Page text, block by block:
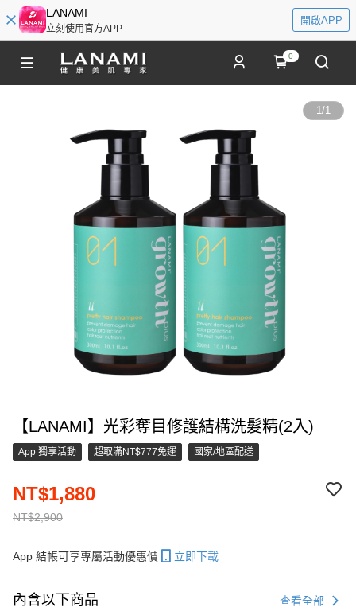
LANAMI
立刻使用官方APP
開啟APP
0
1/1
【LANAMI】光彩奪目修護結構洗髮精(2入)
App 獨享活動 超取滿NT$777免運 國家/地區配送
NT$2,900
NT$1,880
App 結帳可享專屬活動優惠價 立即下載
內含以下商品 查看全部